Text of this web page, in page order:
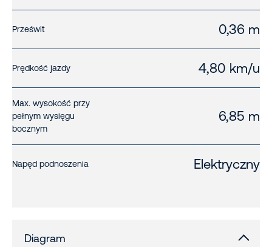
Prześwit 0,36 m
Prędkość jazdy 4,80 km/u
Max. wysokość przy
pełnym wysięgu
bocznym
6,85 m
Napęd podnoszenia Elektryczny
Diagram